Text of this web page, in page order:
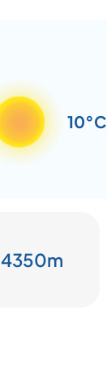
10°C
4350m